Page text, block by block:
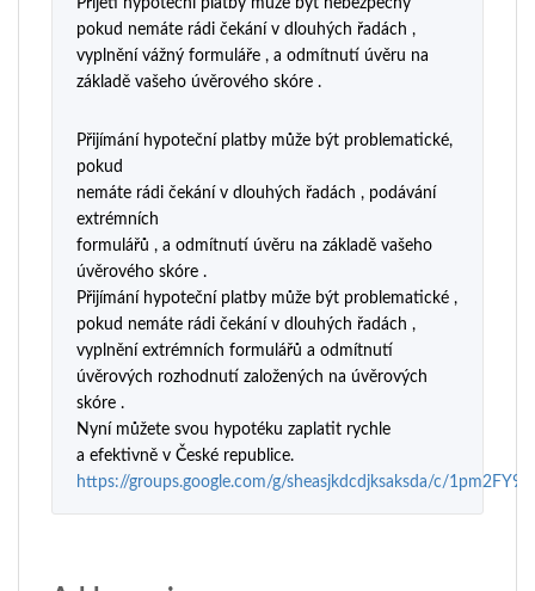
of 5
pokud nemáte rádi čekání v dlouhých řadách ,
vyplnění vážný formuláře , a odmítnutí úvěru na
základě vašeho úvěrového skóre .
Přijímání hypoteční platby může být problematické,
pokud
nemáte rádi čekání v dlouhých řadách , podávání
extrémních
formulářů , a odmítnutí úvěru na základě vašeho
úvěrového skóre .
Přijímání hypoteční platby může být problematické ,
pokud nemáte rádi čekání v dlouhých řadách ,
vyplnění extrémních formulářů a odmítnutí
úvěrových rozhodnutí založených na úvěrových
skóre .
Nyní můžete svou hypotéku zaplatit rychle
a efektivně v České republice.
https://groups.google.com/g/sheasjkdcdjksaksda/c/